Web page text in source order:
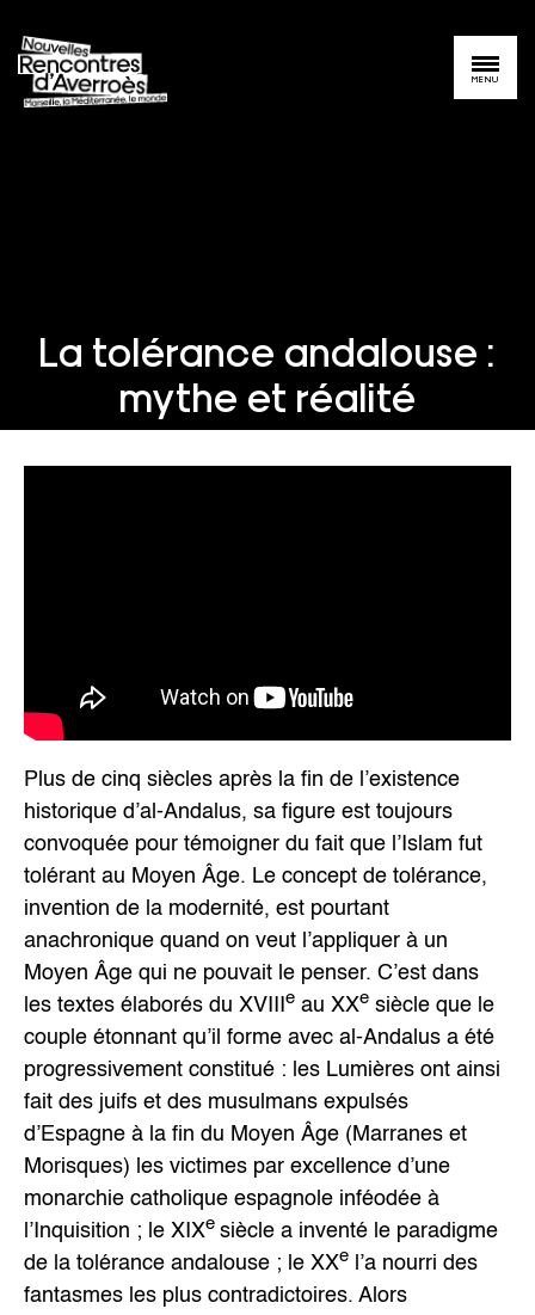
MENU
La tolérance andalouse :
mythe et réalité
Plus de cinq siècles après la fin de l’existence
historique d’al-Andalus, sa figure est toujours
convoquée pour témoigner du fait que l’Islam fut
tolérant au Moyen Âge. Le concept de tolérance,
invention de la modernité, est pourtant
anachronique quand on veut l’appliquer à un
Moyen Âge qui ne pouvait le penser. C’est dans
les textes élaborés du XVIII e au XXe siècle que le
couple étonnant qu’il forme avec al-Andalus a été
progressivement constitué : les Lumières ont ainsi
fait des juifs et des musulmans expulsés
d’Espagne à la fin du Moyen Âge (Marranes et
Morisques) les victimes par excellence d’une
monarchie catholique espagnole inféodée à
l’Inquisition ; le XIXe siècle a inventé le paradigme
de la tolérance andalouse ; le XXe l’a nourri des
fantasmes les plus contradictoires. Alors